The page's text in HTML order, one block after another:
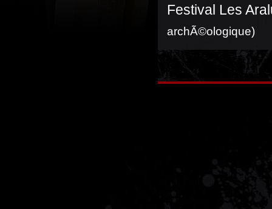
Festival Les
archÃ©ologique)